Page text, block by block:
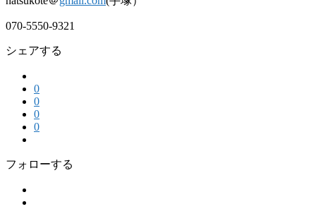
070-5550-9321
シェアする
0
0
0
0
フォローする